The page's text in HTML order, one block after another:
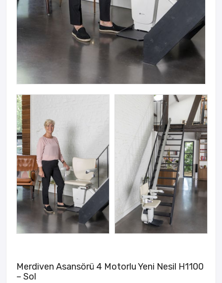
Merdiven Asansörü 4 Motorlu Yeni Nesil H1100
– Sol